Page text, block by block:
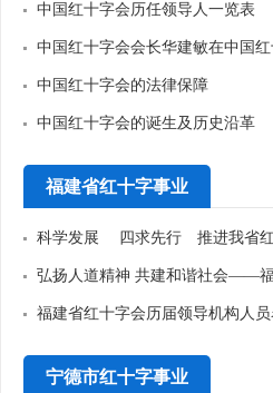
中国红十字会历任领导人一览表
中国红十字会会长华建敏在中国
中国红十字会的法律保障
中国红十字会的诞生及历史沿革
福建省红十字事业
科学发展 四求先行 推进我省红
弘扬人道精神 共建和谐社会——
福建省红十字会历届领导机构人
宁德市红十字事业